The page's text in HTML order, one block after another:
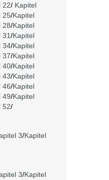
22/ Kapitel
25/Kapitel
28/Kapitel
31/Kapitel
34/Kapitel
37/Kapitel
40/Kapitel
43/Kapitel
46/Kapitel
49/Kapitel
52/
3/Kapitel
3/Kapitel